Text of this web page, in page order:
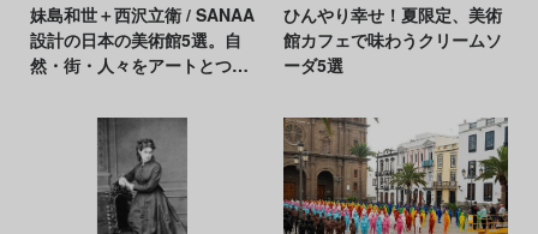
妹島和世＋西沢立衛 / SANAA
設計の日本の美術館5選。自
然・街・人々をアートとつな
ひんやり幸せ！夏限定、美術
館カフェで味わうクリームソ
ーダ5選